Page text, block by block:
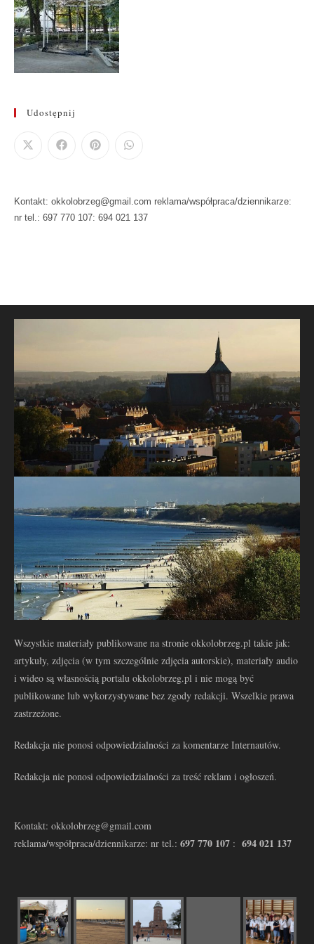
Udostępnij
Kontakt: okkolobrzeg@gmail.com reklama/współpraca/dziennikarze:
nr tel.: 697 770 107: 694 021 137
Wszystkie materiały publikowane na stronie okkolobrzeg.pl takie jak:
artykuły, zdjęcia (w tym szczególnie zdjęcia autorskie), materiały audio
i wideo są własnością portalu okkolobrzeg.pl i nie mogą być
publikowane lub wykorzystywane bez zgody redakcji. Wszelkie prawa
zastrzeżone.
Redakcja nie ponosi odpowiedzialności za komentarze Internautów.
Redakcja nie ponosi odpowiedzialności za treść reklam i ogłoszeń.
Kontakt: okkolobrzeg@gmail.com
reklama/współpraca/dziennikarze: nr tel.: 697 770 107 : 694 021 137